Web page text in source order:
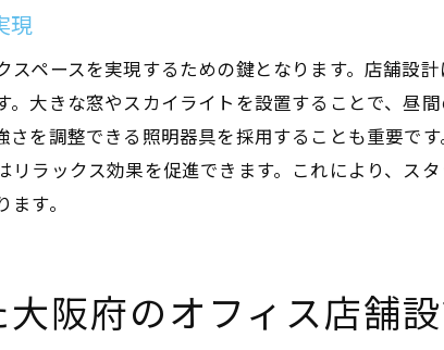
成功事例に学ぶデザインの改善点
今後の店舗設計に活かすべき知見
阪府での店舗設計で重要なリラックスできるスペ
リラックススペース設計の基礎知識
大阪府特有のスペース設計のポイント
リラックススペースの設計事例と成果
現
ペースを実現するための鍵となります。店舗設
。大きな窓やスカイライトを設置することで、昼
を調整できる照明器具を採用することも重要で
ラックス効果を促進できます。これにより、ス
す。
阪府のオフィス店舗